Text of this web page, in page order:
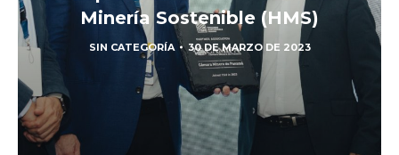
Minería Sostenible (HMS)
SIN CATEGORÍA 30 DE MARZO DE 2023